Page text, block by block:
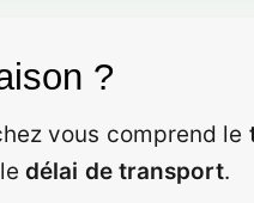
?
vous comprend le
délai de transport.